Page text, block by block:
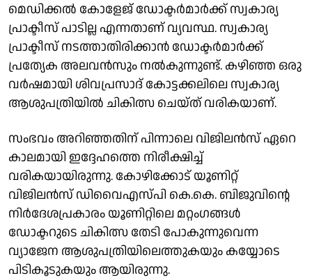
മെഡിക്കൽ കോളേജ് ഡോക്ടർമാർക്ക് സ്വകാര്യ
പ്രാക്ടീസ് പാടില്ല എന്നതാണ് വ്യവസ്ഥ. സ്വകാര്യ
പ്രാക്ടീസ് നടത്താതിരിക്കാൻ ഡോക്ടർമാർക്ക്
പ്രത്യേക അലവൻസും നൽകുന്നുണ്ട്. കഴിഞ്ഞ ഒരു
വർഷമായി ശിവപ്രസാദ് കോട്ടക്കലിലെ സ്വകാര്യ
ആശുപത്രിയിൽ ചികിത്സ ചെയ്ത് വരികയാണ്.
സംഭവം അറിഞ്ഞതിന് പിന്നാലെ വിജിലൻസ് ഏറെ
കാലമായി ഇദ്ദേഹത്തെ നിരീക്ഷിച്ച്
വരികയായിരുന്നു. കോഴിക്കോട് യൂണിറ്റ്
വിജിലൻസ് ഡിവൈഎസ്പി കെ.കെ. ബിജുവിൻ്റെ
നിർദേശപ്രകാരം യൂണിറ്റിലെ മറ്റംഗങ്ങൾ
ഡോക്ടറുടെ ചികിത്സ തേടി പോകുന്നുവെന്ന
വ്യാജേന ആശുപത്രിയിലെത്തുകയും കയ്യോടെ
പിടികൂടുകയും ആയിരുന്നു.